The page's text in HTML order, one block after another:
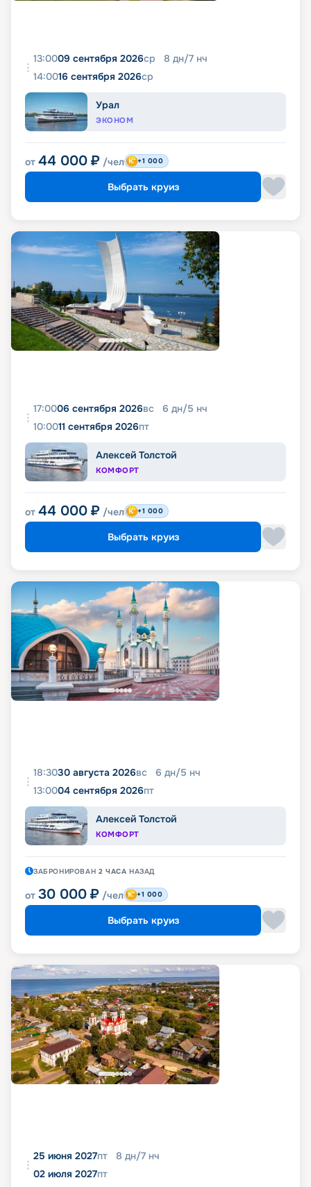
13:0009 сентября 2026ср 8 дн/7 нч
14:0016 сентября 2026ср
Урал
ЭКОНОМ
от 44 000 ₽ /чел +1 000
Выбрать круиз
17:0006 сентября 2026вс 6 дн/5 нч
10:0011 сентября 2026пт
Алексей Толстой
КОМФОРТ
от 44 000 ₽ /чел +1 000
Выбрать круиз
18:3030 августа 2026вс 6 дн/5 нч
13:0004 сентября 2026пт
Алексей Толстой
КОМФОРТ
ЗАБРОНИРОВАН 2 ЧАСА НАЗАД
от 30 000 ₽ /чел +1 000
Выбрать круиз
25 июня 2027пт 8 дн/7 нч
02 июля 2027пт